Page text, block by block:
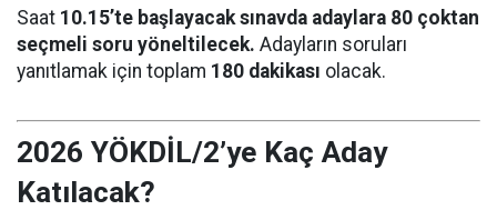
Saat 10.15’te başlayacak sınavda adaylara 80 çoktan
seçmeli soru yöneltilecek. Adayların soruları
yanıtlamak için toplam 180 dakikası olacak.
2026 YÖKDİL/2’ye Kaç Aday
Katılacak?